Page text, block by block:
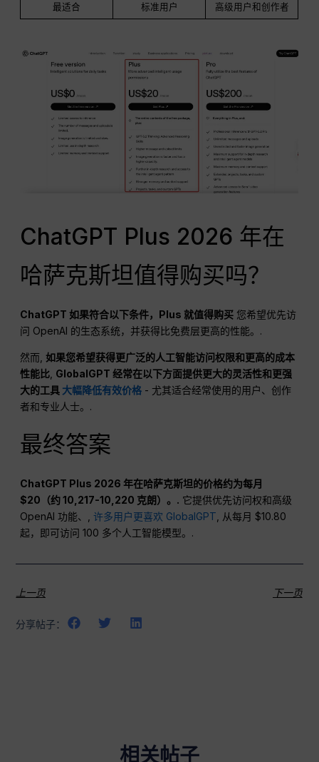
最适合 标准用户 高级用户和创作者
ChatGPT Plus 2026 年在
哈萨克斯坦值得购买吗？
ChatGPT如果符合以下条件，Plus 就值得购买 您希望优先访
问 OpenAI 的生态系统，并获得比免费层更高的性能。.
然而,如果您希望获得更广泛的人工智能访问权限和更高的成本
性能比 GlobalGPT 经常在以下方面提供更大的灵活性和更强
大的工具 大幅降低有效价格 - 尤其适合经常使用的用户、创作
者和专业人士。.
最终答案
ChatGPT Plus 2026 年在哈萨克斯坦的价格约为每月
$20（约 10,217-10,220 克朗）。. 它提供优先访问权和高级
OpenAI 功能、,许多用户更喜欢 GlobalGPT , 从每月 $10.80
起，即可访问 100 多个人工智能模型。.
上一页 下一页
分享帖子：
相关帖子